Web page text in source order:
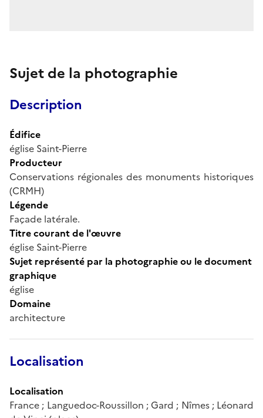
Sujet de la photographie
Description
Édifice
église Saint-Pierre
Producteur
Conservations régionales des monuments historiques
(CRMH)
Légende
Façade latérale.
Titre courant de l'œuvre
église Saint-Pierre
Sujet représenté par la photographie ou le document
graphique
église
Domaine
architecture
Localisation
Localisation
France ; Languedoc-Roussillon ; Gard ; Nîmes ; Léonard